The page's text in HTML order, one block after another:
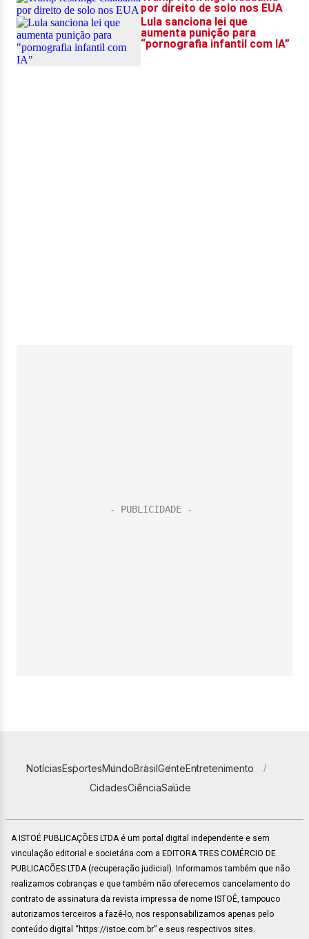
NotíciasEsportesMundoBrasilGenteEntretenimento
CidadesCiênciaSaúde
A ISTOÉ PUBLICAÇÕES LTDA é um portal digital independente e sem
vinculação editorial e societária com a EDITORA TRES COMÉRCIO DE
PUBLICACÕES LTDA (recuperação judicial). Informamos também que não
realizamos cobranças e que também não oferecemos cancelamento do
contrato de assinatura da revista impressa de nome ISTOÉ, tampouco
autorizamos terceiros a fazê-lo, nos responsabilizamos apenas pelo
conteúdo digital “https://istoe.com.br” e seus respectivos sites.